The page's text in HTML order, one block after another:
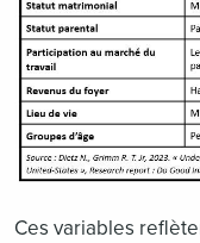
Ces variables